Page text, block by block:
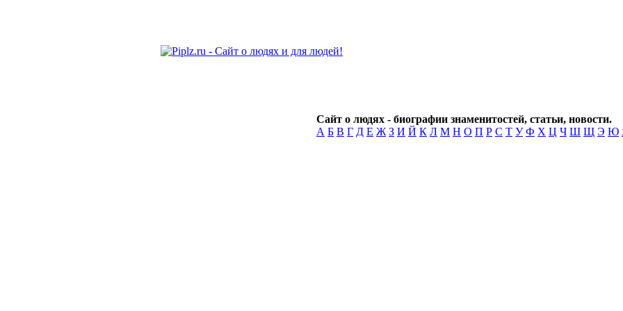
Сайт о людях - биографии знаменитостей, статьи, новости.
А Б В Г Д Е Ж З И Й К Л М Н О П Р С Т У Ф Х Ц Ч Ш Щ Э Ю